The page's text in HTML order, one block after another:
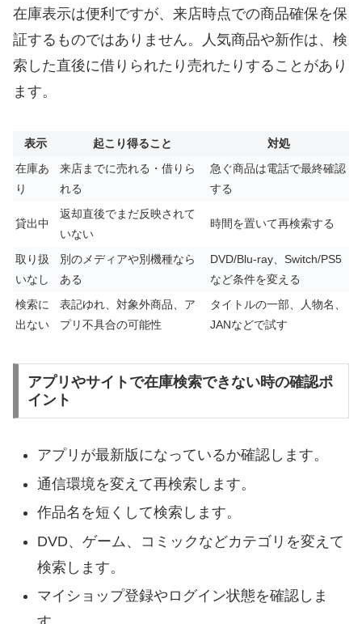
在庫表示は便利ですが、来店時点での商品確保を保
証するものではありません。人気商品や新作は、検
索した直後に借りられたり売れたりすることがあり
ます。
表示 起こり得ること
対処
在庫あ
り
来店までに売れる・借りら
れる
急ぐ商品は電話で最終確認
する
貸出中
返却直後でまだ反映されて
いない
時間を置いて再検索する
取り扱
いなし
別のメディアや別機種なら
ある
DVD/Blu-ray、Switch/PS5
など条件を変える
検索に
出ない
表記ゆれ、対象外商品、ア
プリ不具合の可能性
タイトルの一部、人物名、
JANなどで試す
アプリやサイトで在庫検索できない時の確認ポ
イント
アプリが最新版になっているか確認します。
通信環境を変えて再検索します。
作品名を短くして検索します。
DVD、ゲーム、コミックなどカテゴリを変えて
検索します。
マイショップ登録やログイン状態を確認しま